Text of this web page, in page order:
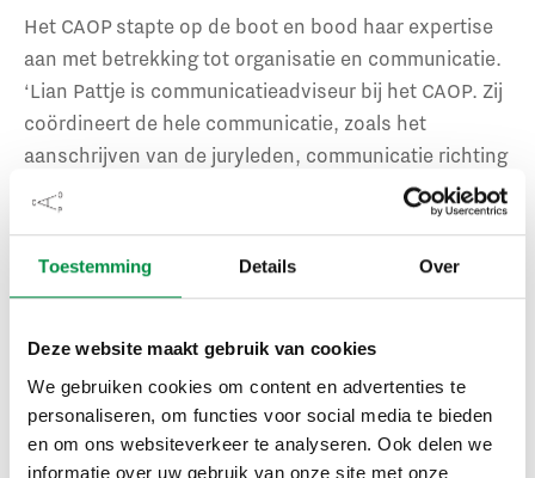
Toestemming Details Over
Deze website maakt gebruik van cookies
We gebruiken cookies om content en advertenties te
personaliseren, om functies voor social media te bieden
en om ons websiteverkeer te analyseren. Ook delen we
informatie over uw gebruik van onze site met onze
Het CAOP stapte op de boot en bood haar expertise
aan met betrekking tot organisatie en communicatie.
‘Lian Pattje is communicatieadviseur bij het CAOP. Zij
coördineert de hele communicatie, zoals het
aanschrijven van de juryleden, communicatie richting
de pers, maar ze zorgt er ook voor dat de website
goed is ingericht en heel praktisch zorgt ze voor de
Rietberg. ‘De hele organisatie teert op vrijwilligers,
kunnen bolwerken.’